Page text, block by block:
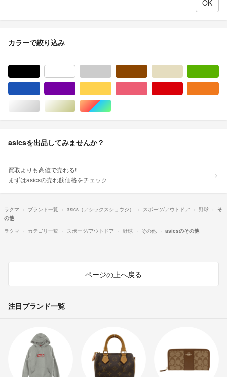
カラーで絞り込み
シルバー/銀色系ゴールド/金色系マルチカラー
asicsを出品してみませんか？
買取よりも高値で売れる!
まずはasicsの売れ筋価格をチェック
ラクマ ブランド一覧 asics（アシックスショウジ） スポーツ/アウトドア 野球
そ
の他
ラクマ
カテゴリ一覧 スポーツ/アウトドア 野球 その他 asicsのその他
ページの上へ戻る
注目ブランド一覧